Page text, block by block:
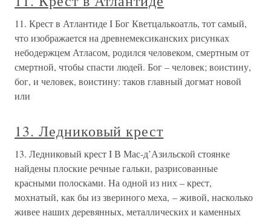
11. Крест в Атлантиде I Бог Кветцалькоатль, тот самый,
что изображается на древнемексиканских рисунках
небодержцем Атласом, родился человеком, смертным от
смертной, чтобы спасти людей. Бог – человек; воистину,
бог, и человек, воистину: таков главный догмат новой
или
13. Ледниковый крест
13. Ледниковый крест I В Мас-д’Азильской стоянке
найдены плоские речные гальки, разрисованные
красными полосками. На одной из них – крест,
мохнатый, как бы из звериного меха, – живой, насколько
живее наших деревянных, металлических и каменных